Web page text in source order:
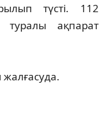
түсті. 112
туралы ақпарат
жалғасуда.